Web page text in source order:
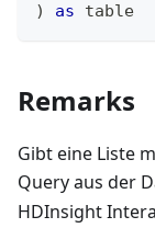
)
as table
Remarks
Gibt eine Liste
Query aus der
HDInsight